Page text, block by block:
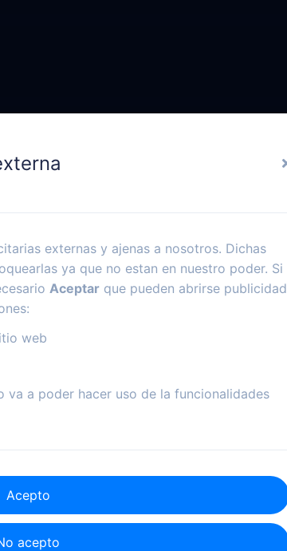
externas y ajenas a nosotros. Dichas
ya que no estan en nuestro poder. Si
Aceptar que pueden abrirse publicidad
web
va a poder hacer uso de la funcionalidades
Acepto
acepto